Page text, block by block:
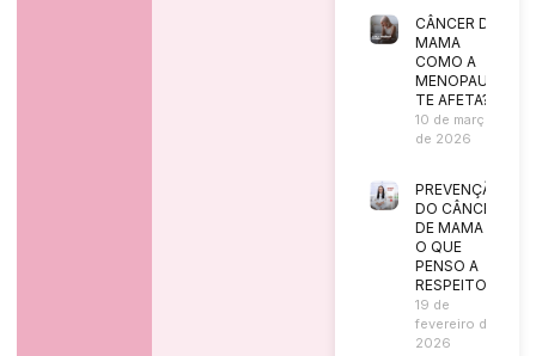
CÂNCER DE
MAMA
COMO A
MENOPAUSA
TE AFETA?
10 de março
de 2026
PREVENÇÃO
DO CÂNCER
DE MAMA |
O QUE
PENSO A
RESPEITO?
19 de
fevereiro de
2026